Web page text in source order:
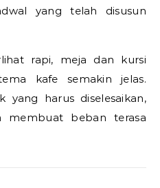
yang telah disusun
rapi, meja dan kursi
kafe semakin jelas.
yang harus diselesaikan,
membuat beban terasa